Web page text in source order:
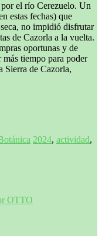
el río Cerezuelo. Un
estas fechas) que
no impidió disfrutar
de Cazorla a la vuelta.
oportunas y de
más tiempo para poder
Sierra de Cazorla,
2024, actividad,
OTTO